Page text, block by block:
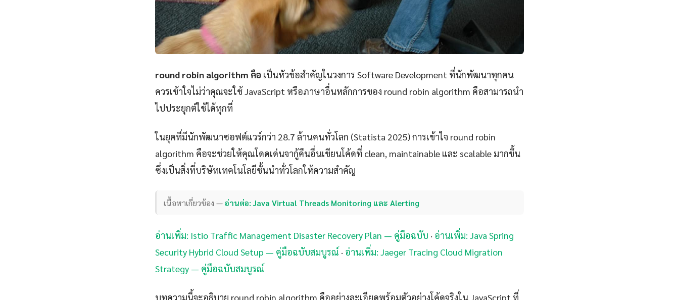
round robin algorithm คือ เป็นหัวข้อสำคัญในวงการ Software Development ที่นักพัฒนาทุกคน
ควรเข้าใจไม่ว่าคุณจะใช้ JavaScript หรือภาษาอื่นหลักการของ round robin algorithm คือสามารถนำ
ไปประยุกต์ใช้ได้ทุกที่
ในยุคที่มีนักพัฒนาซอฟต์แวร์กว่า 28.7 ล้านคนทั่วโลก (Statista 2025) การเข้าใจ round robin
algorithm คือจะช่วยให้คุณโดดเด่นจากู้คืนอื่นเขียนโค้ดที่ clean, maintainable และ scalable มากขึ้น
ซึ่งเป็นสิ่งที่บริษัทเทคโนโลยีชั้นนำทั่วโลกให้ความสำคัญ
เนื้อหาเกี่ยวข้อง —อ่านต่อ: Java Virtual Threads Monitoring และ Alerting
อ่านเพิ่ม: Istio Traffic Management Disaster Recovery Plan — คู่มือฉบับ · อ่านเพิ่ม: Java Spring
Security Hybrid Cloud Setup — คู่มือฉบับสมบูรณ์ · อ่านเพิ่ม: Jaeger Tracing Cloud Migration
Strategy — คู่มือฉบับสมบูรณ์
บทความนี้จะอธิบาย round robin algorithm คืออย่างละเอียดพร้อมตัวอย่างโค้ดจริงใน JavaScript ที่